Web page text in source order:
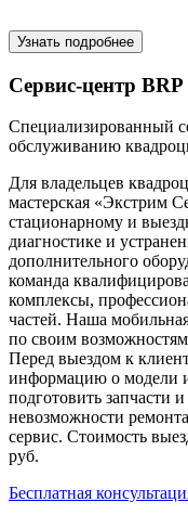
Узнать подробнее
Сервис-центр BRP
Специализированный
обслуживанию
Для владельцев
мастерская «Экстрим
стационарному и
диагностике и
дополнительного
команда
комплексы,
частей. Наша
по своим
Перед выездом к
информацию о модели
подготовить запчасти
невозможности ремонта
сервис. Стоимость
руб.
Бесплатная